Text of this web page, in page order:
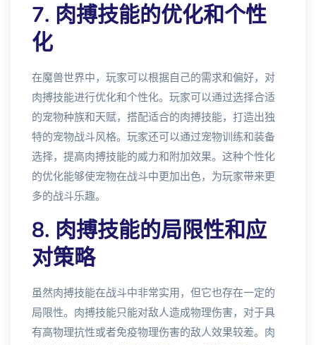
7. 肉搏技能的优化和个性
化
在魔兽世界中，玩家可以根据自己的需求和偏好，对
肉搏技能进行优化和个性化。玩家可以通过选择合适
的宠物种族和天赋，搭配适合的肉搏技能，打造出独
特的宠物战斗风格。玩家还可以通过宠物训练和装备
选择，提高肉搏技能的威力和附加效果。这种个性化
的优化能够使宠物在战斗中更加出色，为玩家带来更
多的战斗乐趣。
8. 肉搏技能的局限性和应
对策略
虽然肉搏技能在战斗中非常实用，但它也存在一定的
局限性。肉搏技能只能对敌人造成物理伤害，对于具
有高物理抗性或者免疫物理伤害的敌人效果较差。肉